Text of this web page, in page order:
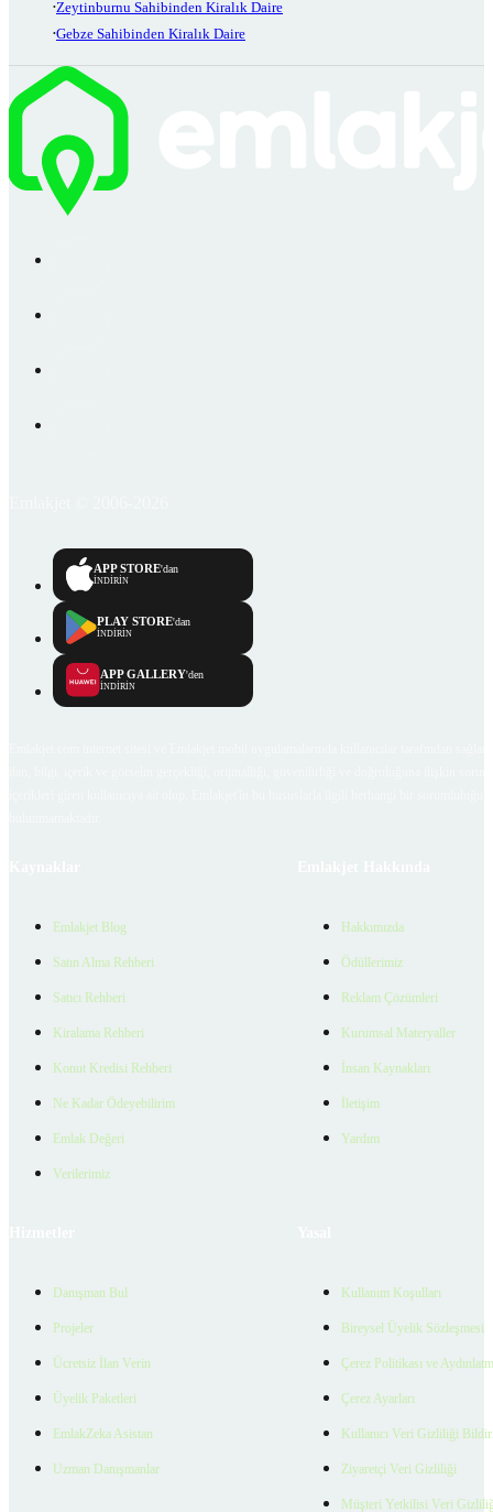
Zeytinburnu Sahibinden Kiralık Daire
Gebze Sahibinden Kiralık Daire
APP STORE'dan
İNDİRİN
PLAY STORE'dan
İNDİRİN
APP GALLERY'den
İNDİRİN
Emlakjet Blog
Satın Alma Rehberi
Satıcı Rehberi
Kiralama Rehberi
Konut Kredisi Rehberi
Ne Kadar Ödeyebilirim
Emlak Değeri
Verilerimiz
Hakkımızda
Ödüllerimiz
Reklam Çözümleri
Kurumsal Materyaller
İnsan Kaynakları
İletişim
Yardım
Danışman Bul
Projeler
Ücretsiz İlan Verin
Üyelik Paketleri
EmlakZeka Asistan
Uzman Danışmanlar
Kullanım Koşulları
Bireysel Üyelik Sözleşmesi
Çerez Politikası ve
Çerez Ayarları
Kullanıcı Veri Gizliliği
Ziyaretçi Veri Gizliliği
Müşteri Yetkilisi Veri